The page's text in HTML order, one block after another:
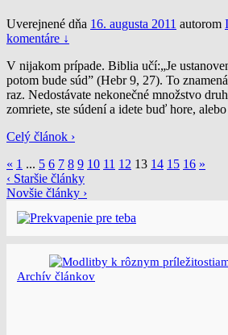
Uverejnené dňa 16. augusta 2011 autorom
komentáre ↓
V nijakom prípade. Biblia učí:„Je
potom bude súd” (Hebr 9, 27). To
raz. Nedostávate nekonečné množstvo
zomriete, ste súdení a idete buď hore,
Celý článok ›
« 1 ... 5 6 7 8 9 10 11 12 13 14 15 16 »
‹ Staršie články
Novšie články ›
Archí­v článkov